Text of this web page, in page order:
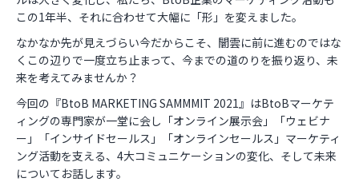
この1年半、それに合わせて大幅に「形」を変えました。
なかなか先が見えづらい今だからこそ、闇雲に前に進むのではな
くこの辺りで一度立ち止まって、今までの道のりを振り返り、未
来を考えてみませんか？
今回の『BtoB MARKETING SAMMMIT 2021』はBtoBマーケテ
ィングの専門家が一堂に会し「オンライン展示会」「ウェビナ
ー」「インサイドセールス」「オンラインセールス」マーケティ
ング活動を支える、4大コミュニケーションの変化、そして未来
についてお話します。